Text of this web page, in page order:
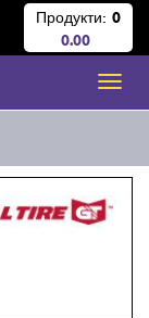
Продукти: 0
0.00